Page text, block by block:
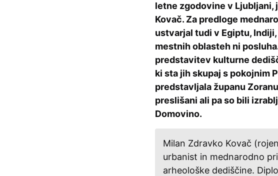
letne zgodovine v
Kovač. Za predloge
ustvarjal tudi v Egiptu,
mestnih oblasteh ni
predstavitev kulturne
ki sta jih skupaj s pokojnim
predstavljala županu
preslišani ali pa so bili
Domovino.
Milan Zdravko Kovač
urbanist in mednarodno
arheološke dediščine.